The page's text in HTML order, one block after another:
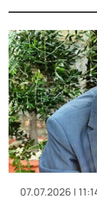
07.07.2026 |